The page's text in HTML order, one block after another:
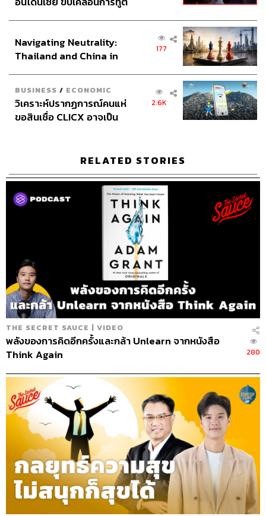
409
ABOUT THE HOST
นครินทร์ วนกิจไพบูลย์
บรรณาธิการบริหาร สำนักข่าว THE
STANDARD วิทยากรด้านสื่อและการทำคอน
อินโดนีเซีย
Navigating Neutrality:
Thailand and China in
177
BUSINESS / ECONOMIC
วิเคราะห์ปรากฏการณ์คนแห่
ขอสินเชื่อ CLICX อาจเป็น
2.6K
RELATED STORIES
THE SECRET SAUCE | VIDEO
พลังของการคิดอีกครั้งและกล้า Unlearn จากหนังสือ
Think Again
280